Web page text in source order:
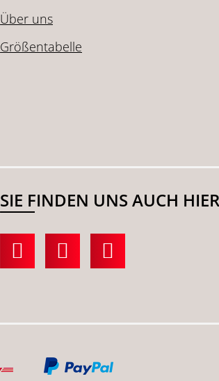
Über uns
Größentabelle
SIE FINDEN UNS AUCH HIER